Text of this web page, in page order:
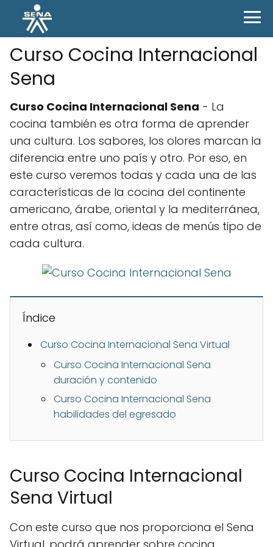
Curso Cocina Internacional
Sena
Curso Cocina Internacional Sena - La
cocina también es otra forma de aprender
una cultura. Los sabores, los olores marcan la
diferencia entre uno país y otro. Por eso, en
este curso veremos todas y cada una de las
características de la cocina del continente
americano, árabe, oriental y la mediterránea,
entre otras, así como, ideas de menús tipo de
cada cultura.
Índice
Curso Cocina Internacional Sena Virtual
Curso Cocina Internacional Sena
duración y contenido
Curso Cocina Internacional Sena
habilidades del egresado
Curso Cocina Internacional
Sena Virtual
Con este curso que nos proporciona el Sena